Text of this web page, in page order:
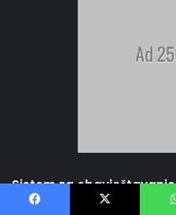
Sistem za obavještavanje